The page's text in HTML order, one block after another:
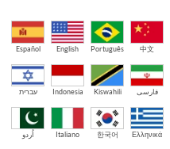
Español English Português 中文
עברית Indonesia Kiswahili فارسی
اُردو Italiano 한국어 Ελληνικά